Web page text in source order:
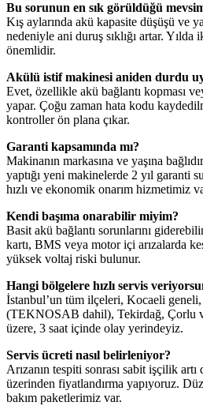
Bu sorunun en sık görüldüğü
Kış aylarında akü kapasite düşüşü ve
nedeniyle ani duruş sıklığı artar. Yılda
önemlidir.
Akülü istif makinesi aniden durdu
Evet, özellikle akü bağlantı kopması
yapar. Çoğu zaman hata kodu
kontroller ön plana çıkar.
Garanti kapsamında mı?
Makinanın markasına ve yaşına
yaptığı yeni makinelerde 2 yıl garanti
hızlı ve ekonomik onarım hizmetimiz
Kendi başıma onarabilir miyim?
Basit akü bağlantı sorunlarını
kartı, BMS veya motor içi arızalarda
yüksek voltaj riski bulunur.
Hangi bölgelere hızlı servis
İstanbul’un tüm ilçeleri, Kocaeli
(TEKNOSAB dahil), Tekirdağ, Çorlu
üzere, 3 saat içinde olay yerindeyiz.
Servis ücreti nasıl belirleniyor?
Arızanın tespiti sonrası sabit işçilik
üzerinden fiyatlandırma yapıyoruz.
bakım paketlerimiz var.